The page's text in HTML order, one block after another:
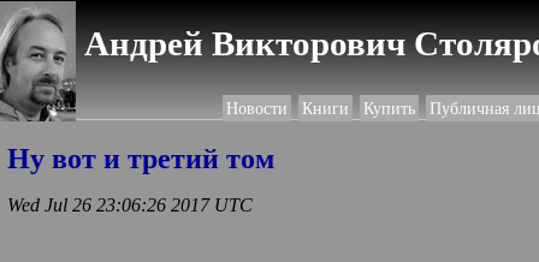
Андрей Викторович
Новости Книги Купить Публичная
Ну вот и третий том
Wed Jul 26 23:06:26 2017 UTC